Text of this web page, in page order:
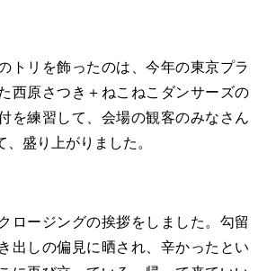
トリを飾ったのは、今年の東京プラ
西原さつき＋ねこねこダンサーズの
を練習して、会場の観客のみなさん
盛り上がりました。
ロージングの挨拶をしました。勾留
出しの偏見に晒され、辛かったとい